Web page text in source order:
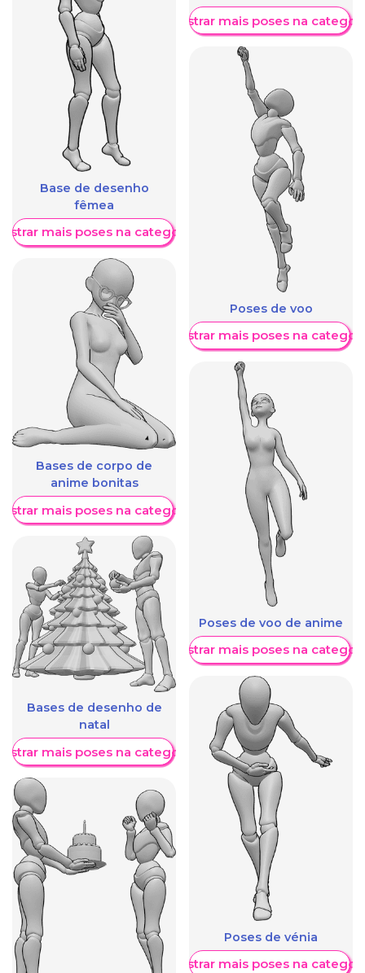
Base de desenho
fêmea
mais poses na categoria
Bases de corpo de
anime bonitas
mais poses na categoria
Bases de desenho de
natal
mais poses na categoria
Mostrar mais poses na
Poses de voo
Mostrar mais poses na
Poses de voo de anime
Mostrar mais poses na
Poses de vénia
Mostrar mais poses na